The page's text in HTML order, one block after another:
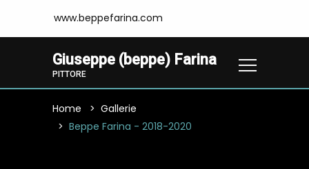
www.beppefarina.com
Giuseppe (beppe) Farina
PITTORE
Home
Gallerie
Beppe Farina - 2018-2020